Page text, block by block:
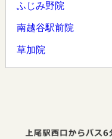
ふじみ野院
南越谷駅前院
草加院